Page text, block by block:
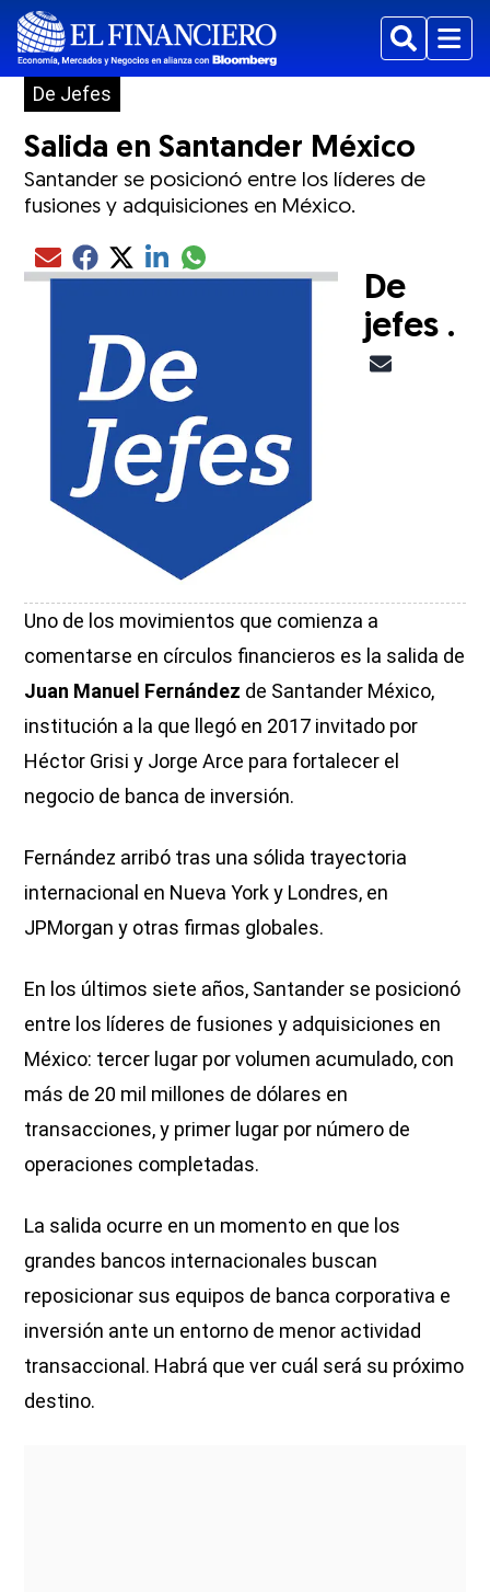
BuscarMenu
De Jefes
Salida en Santander México
Santander se posicionó entre los líderes de
fusiones y adquisiciones en México.
Compartir el artículo actual mediante Email
Compartir el artículo actual mediante Facebook
Compartir el artículo actual mediante Twitter
Compartir el artículo actual mediante LinkedIn
Compartir el artículo actual mediante
De
jefes .
Uno de los movimientos que comienza a
comentarse en círculos financieros es la salida de
Juan Manuel Fernández de Santander México,
institución a la que llegó en 2017 invitado por
Héctor Grisi y Jorge Arce para fortalecer el
negocio de banca de inversión.
Fernández arribó tras una sólida trayectoria
internacional en Nueva York y Londres, en
JPMorgan y otras firmas globales.
En los últimos siete años, Santander se posicionó
entre los líderes de fusiones y adquisiciones en
México: tercer lugar por volumen acumulado, con
más de 20 mil millones de dólares en
transacciones, y primer lugar por número de
operaciones completadas.
La salida ocurre en un momento en que los
grandes bancos internacionales buscan
reposicionar sus equipos de banca corporativa e
inversión ante un entorno de menor actividad
transaccional. Habrá que ver cuál será su próximo
destino.